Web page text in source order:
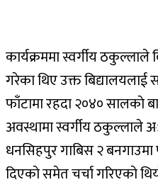
कार्यक्रममा स्वर्गीय ठकुल्लाले
गरेका थिए उक्त
फाँटामा रहदा २०४० सालकाे
अवस्थामा स्वर्गीय ठकुल्लाले
धनसिहपुर गाबिस २ बनगाउमा
दिएकाे समेत चर्चा गरिएकाे